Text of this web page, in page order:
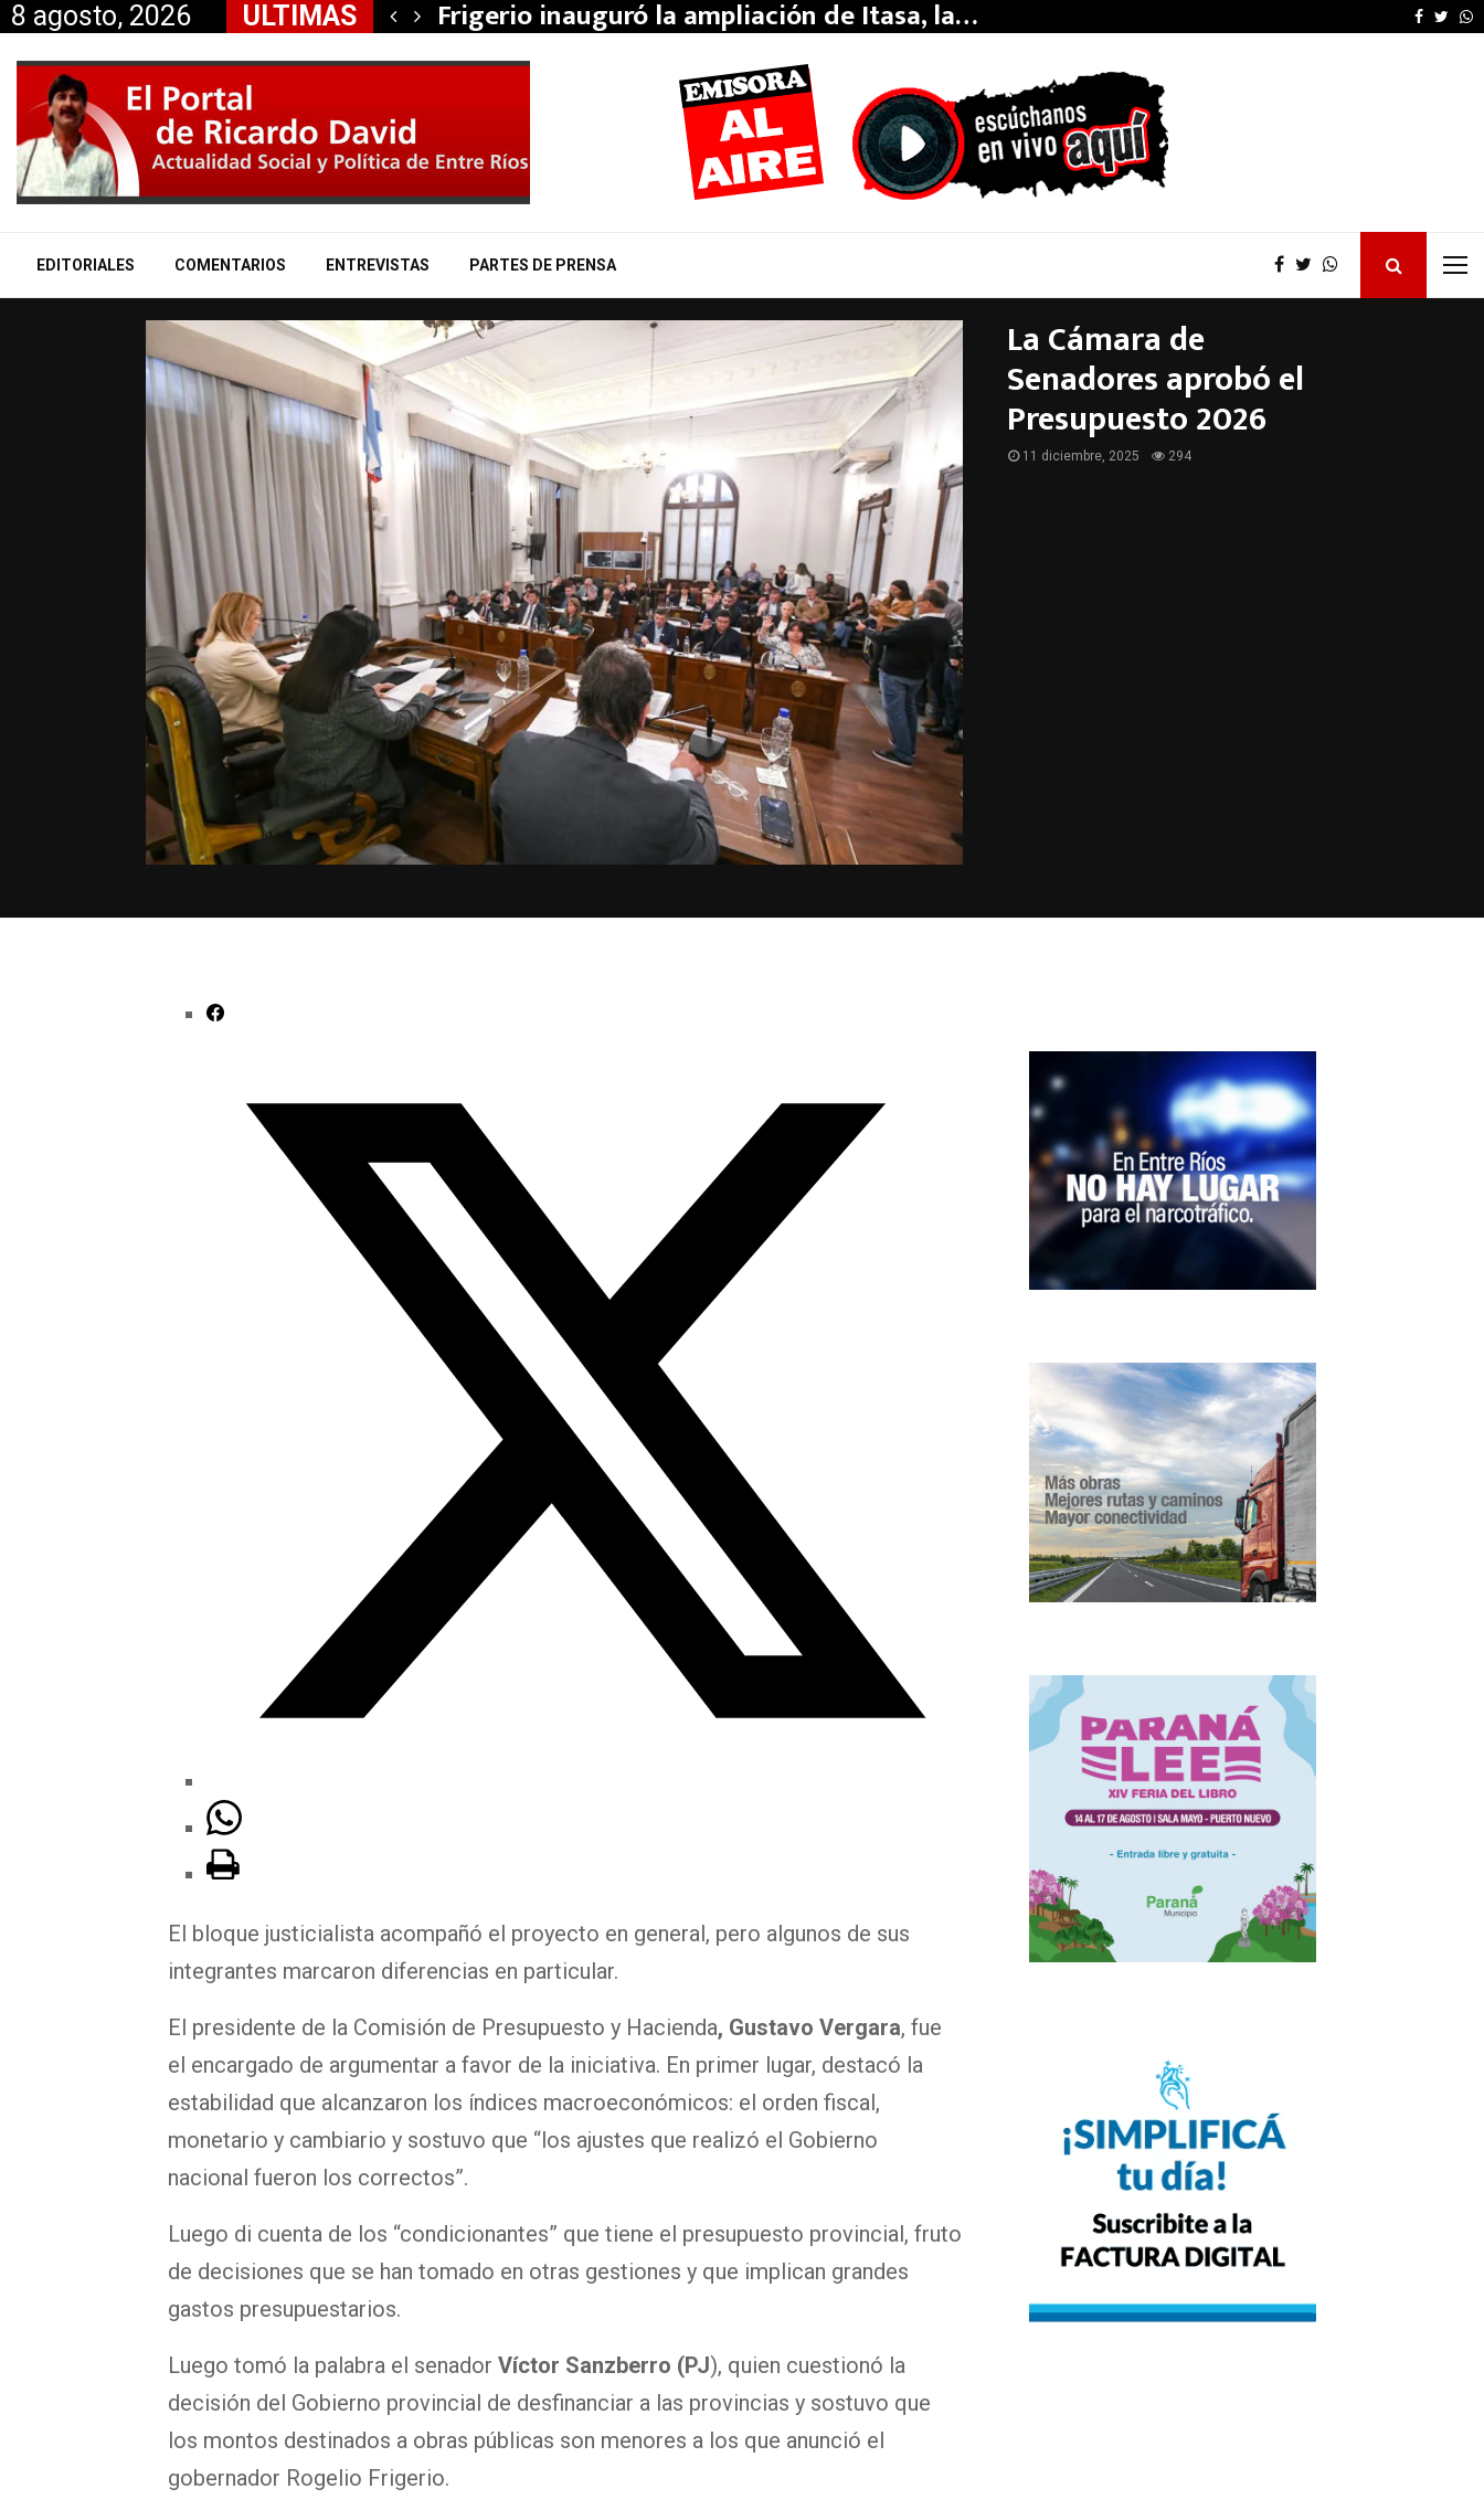
8 agosto, 2026 ULTIMAS
Miranda anunció… Frigerio inauguró la ampliación de Itasa, la… Furia de Patricia
EDITORIALES COMENTARIOS ENTREVISTAS PARTES DE PRENSA
La Cámara de
Senadores aprobó el
Presupuesto 2026
11 diciembre, 2025 294
El bloque justicialista acompañó el proyecto en general, pero algunos de sus
integrantes marcaron diferencias en particular.
El presidente de la Comisión de Presupuesto y Hacienda, Gustavo Vergara, fue
el encargado de argumentar a favor de la iniciativa. En primer lugar, destacó la
estabilidad que alcanzaron los índices macroeconómicos: el orden fiscal,
monetario y cambiario y sostuvo que “los ajustes que realizó el Gobierno
nacional fueron los correctos”.
Luego di cuenta de los “condicionantes” que tiene el presupuesto provincial, fruto
de decisiones que se han tomado en otras gestiones y que implican grandes
gastos presupuestarios.
Luego tomó la palabra el senador Víctor Sanzberro (PJ), quien cuestionó la
decisión del Gobierno provincial de desfinanciar a las provincias y sostuvo que
los montos destinados a obras públicas son menores a los que anunció el
gobernador Rogelio Frigerio.